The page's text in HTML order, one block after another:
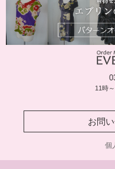
11時
お問
個